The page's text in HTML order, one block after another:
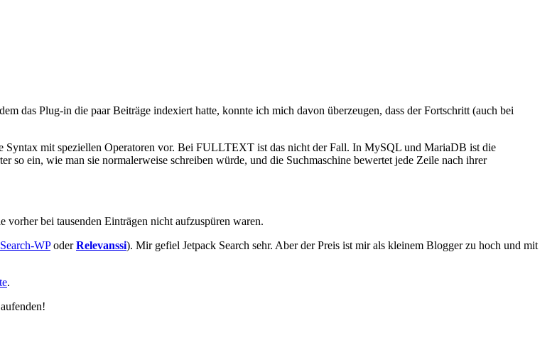
das Plug-in die paar Beiträge indexiert hatte, konnte ich mich davon überzeugen, dass der Fortschritt (auch bei
Syntax mit speziellen Operatoren vor. Bei FULLTEXT ist das nicht der Fall. In MySQL und MariaDB ist die
ein, wie man sie normalerweise schreiben würde, und die Suchmaschine bewertet jede Zeile nach ihrer
bei tausenden Einträgen nicht aufzuspüren waren.
Search-WPoderRelevanssi). Mir gefiel Jetpack Search sehr. Aber der Preis ist mir als kleinem Blogger zu hoch und mit
.